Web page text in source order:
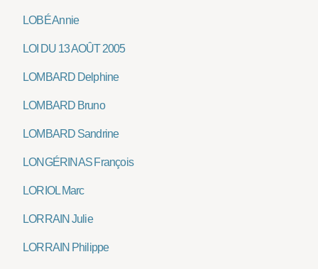
LOBÉ Annie
LOI DU 13 AOÛT 2005
LOMBARD Delphine
LOMBARD Bruno
LOMBARD Sandrine
LONGÉRINAS François
LORIOL Marc
LORRAIN Julie
LORRAIN Philippe